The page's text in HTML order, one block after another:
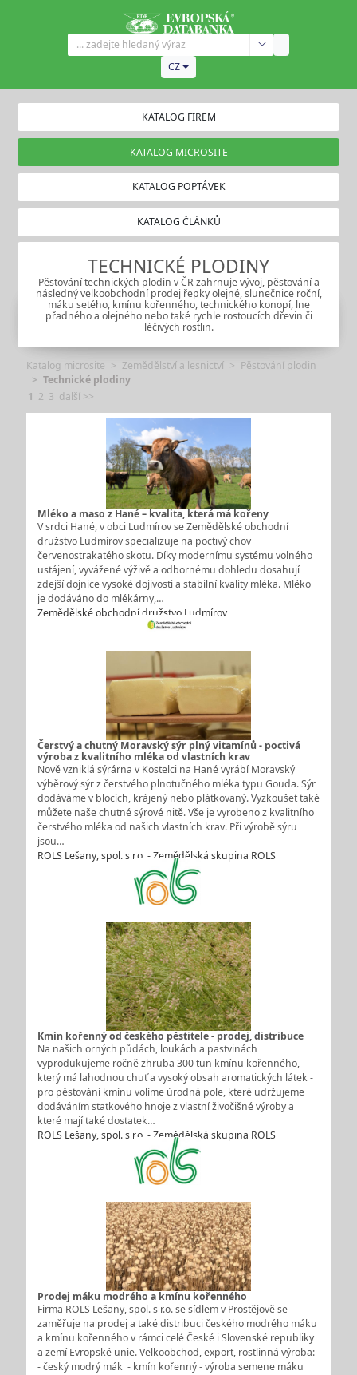
CZ
KATALOG FIREM
KATALOG MICROSITE
KATALOG POPTÁVEK
KATALOG ČLÁNKŮ
TECHNICKÉ PLODINY
Pěstování technických plodin v ČR zahrnuje vývoj, pěstování a
následný velkoobchodní prodej řepky olejné, slunečnice roční,
máku setého, kmínu kořenného, technického konopí, lne
přadného a olejného nebo také rychle rostoucích dřevin či
léčivých rostlin.
Katalog microsite Zemědělství a lesnictví
Pěstování plodin
Technické plodiny
1 2 3 další >>
Mléko a maso z Hané – kvalita, která má kořeny
V srdci Hané, v obci Ludmírov se Zemědělské obchodní
družstvo Ludmírov specializuje na poctivý chov
červenostrakatého skotu. Díky modernímu systému volného
ustájení, vyvážené výživě a odbornému dohledu dosahují
zdejší dojnice vysoké dojivosti a stabilní kvality mléka. Mléko
je dodáváno do mlékárny,…
Zemědělské obchodní družstvo Ludmírov
Čerstvý a chutný Moravský sýr plný vitamínů - poctivá
výroba z kvalitního mléka od vlastních krav
Nově vzniklá sýrárna v Kostelci na Hané vyrábí Moravský
výběrový sýr z čerstvého plnotučného mléka typu Gouda. Sýr
dodáváme v blocích, krájený nebo plátkovaný. Vyzkoušet také
můžete naše chutné sýrové nitě. Vše je vyrobeno z kvalitního
čerstvého mléka od našich vlastních krav. Při výrobě sýru
jsou…
ROLS Lešany, spol. s r.o. - Zemědělská skupina ROLS
Kmín kořenný od českého pěstitele - prodej, distribuce
Na našich orných půdách, loukách a pastvinách
vyprodukujeme ročně zhruba 300 tun kmínu kořenného,
který má lahodnou chuť a vysoký obsah aromatických látek -
pro pěstování kmínu volíme úrodná pole, které udržujeme
dodáváním statkového hnoje z vlastní živočišné výroby a
které mají také dostatek…
ROLS Lešany, spol. s r.o. - Zemědělská skupina ROLS
Prodej máku modrého a kmínu kořenného
Firma ROLS Lešany, spol. s r.o. se sídlem v Prostějově se
zaměřuje na prodej a také distribuci českého modrého máku
a kmínu kořenného v rámci celé České i Slovenské republiky
a zemí Evropské unie. Velkoobchod, export, rostlinná výroba:
- český modrý mák - kmín kořenný - výroba semene máku